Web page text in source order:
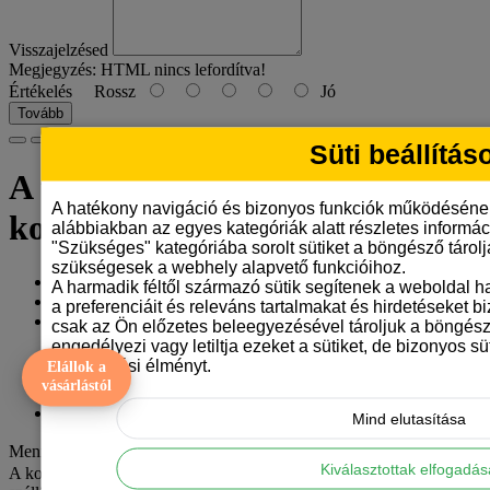
Visszajelzésed
Megjegyzés: HTML nincs lefordítva!
Értékelés Rossz Jó
Tovább
A telefonomat használom
kommunikációra kitűző
Gyártó:Tangerine Design
Model: a-telefoomat-hasznalom-kommunikaciora-kituzo
Elérhetőség: 8
390 Ft
ÁFA nélkül: 307 Ft
Mennyiség
A kosár jelenlegi értékével még 15 000 Ft hiányzik az ingyenes
Elállok a
vásárlástól
Süti
A hatékony navigáció és bizonyos funkciók
alábbiakban az egyes kategóriák alatt részletes
"Szükséges" kategóriába sorolt sütiket a böngésző
szükségesek a webhely alapvető funkcióihoz.
A harmadik féltől származó sütik segítenek a weboldal
a preferenciáit és releváns tartalmakat és hirdetéseket
csak az Ön előzetes beleegyezésével tároljuk a
engedélyezi vagy letiltja ezeket a sütiket, de bizonyos
böngészési élményt.
Mind elutasítása
Kiválasztottak